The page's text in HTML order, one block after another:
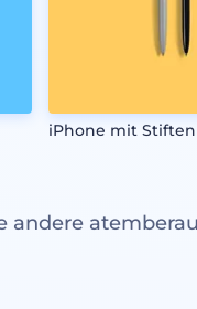
iPhone mit
andere